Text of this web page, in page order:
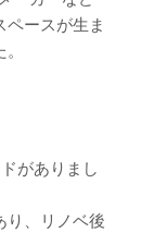
ースが生ま
がありまし
り、リノベ後